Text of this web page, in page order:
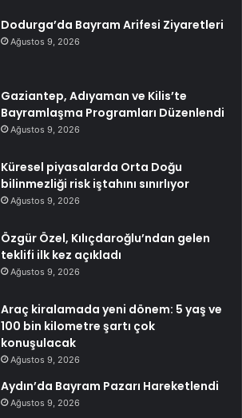
Dodurga’da Bayram Arifesi Ziyaretleri
Ağustos 9, 2026
Gaziantep, Adıyaman ve Kilis’te
Bayramlaşma Programları Düzenlendi
Ağustos 9, 2026
Küresel piyasalarda Orta Doğu
bilinmezliği risk iştahını sınırlıyor
Ağustos 9, 2026
Özgür Özel, Kılıçdaroğlu’ndan gelen
teklifi ilk kez açıkladı
Ağustos 9, 2026
Araç kiralamada yeni dönem: 5 yaş ve
100 bin kilometre şartı çok
konuşulacak
Ağustos 9, 2026
Aydın’da Bayram Pazarı Hareketlendi
Ağustos 9, 2026